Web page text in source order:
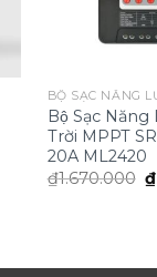
Bộ Sạc
Trời MPPT
20A ML2420
₫1.670.000 ₫